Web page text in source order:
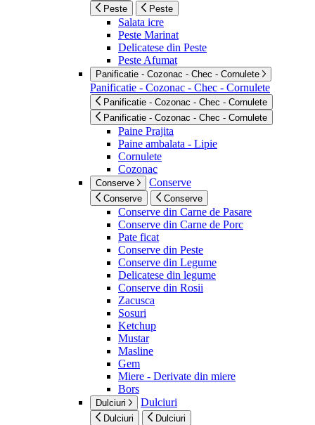
Peste Peste
Salata icre
Peste Marinat
Delicatese din Peste
Peste Afumat
Panificatie - Cozonac - Chec - Cornulete
Panificatie - Cozonac - Chec - Cornulete
Panificatie - Cozonac - Chec - Cornulete
Panificatie - Cozonac - Chec - Cornulete
Paine Prajita
Paine ambalata - Lipie
Cornulete
Cozonac
Conserve Conserve
Conserve Conserve
Conserve din Carne de Pasare
Conserve din Carne de Porc
Pate ficat
Conserve din Peste
Conserve din Legume
Delicatese din legume
Conserve din Rosii
Zacusca
Sosuri
Ketchup
Mustar
Masline
Gem
Miere - Derivate din miere
Bors
Dulciuri Dulciuri
Dulciuri Dulciuri